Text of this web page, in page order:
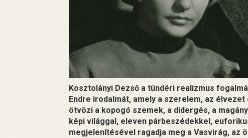
Kosztolányi Dezső a tündéri realizmus
Endre irodalmát, amely a szerelem, az
ötvözi a kopogó szemek, a didergés, a
képi világgal, eleven párbeszédekkel,
megjelenítésével ragadja meg a Vasvirág, az